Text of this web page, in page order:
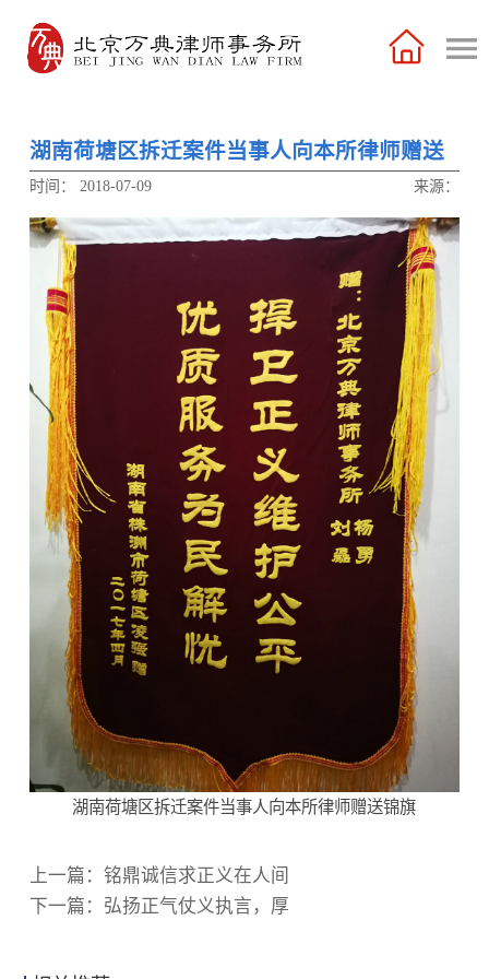
湖南荷塘区拆迁案件当事人向本所律师赠送
锦旗
来源：
时间： 2018-07-09
湖南荷塘区拆迁案件当事人向本所律师赠送锦旗
上一篇： 铭鼎诚信求正义在人间
下一篇： 弘扬正气仗义执言，厚